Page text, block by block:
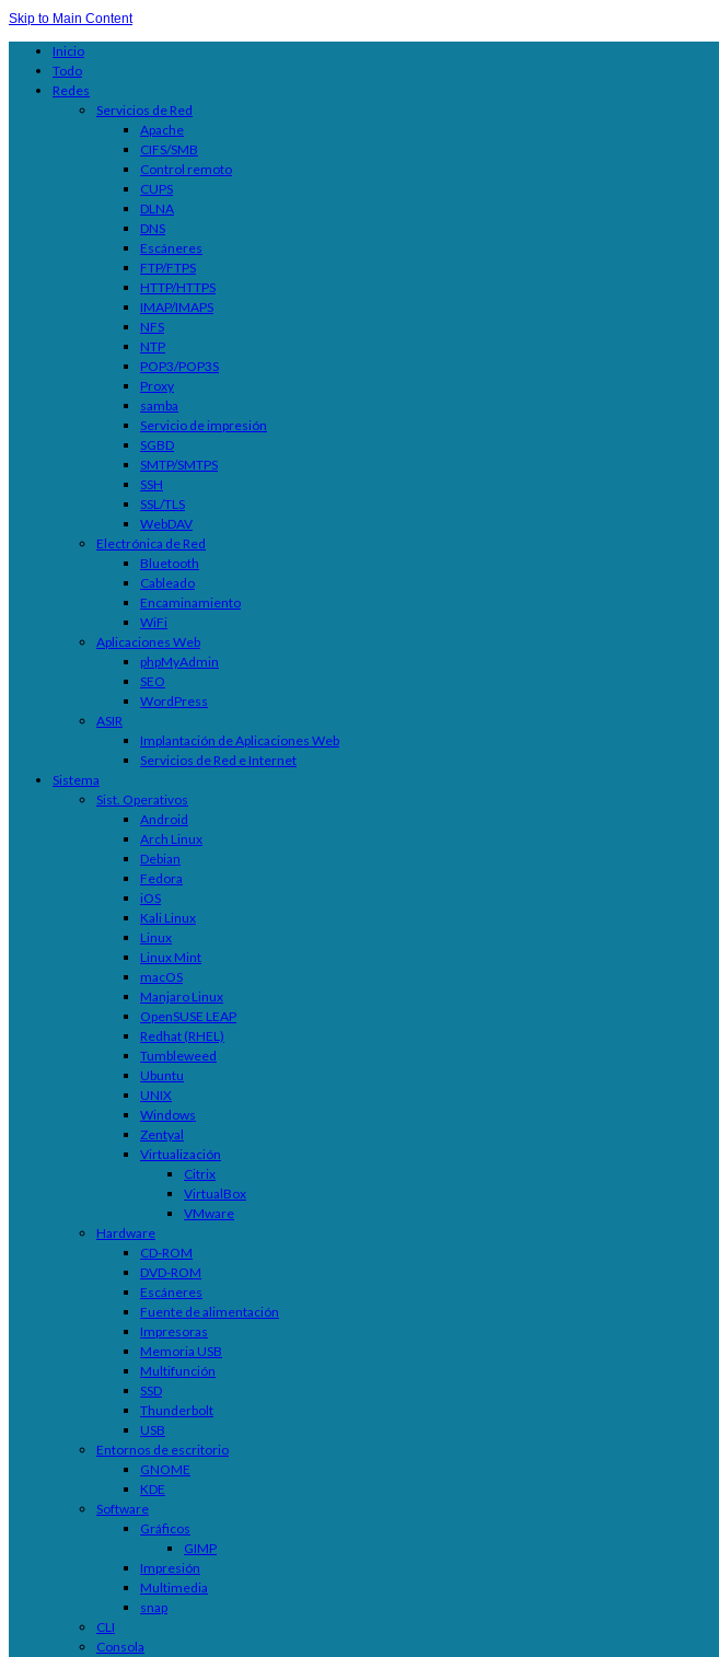
Skip to Main Content
Inicio
Todo
Redes
Servicios de Red
Apache
CIFS/SMB
Control remoto
CUPS
DLNA
DNS
Escáneres
FTP/FTPS
HTTP/HTTPS
IMAP/IMAPS
NFS
NTP
POP3/POP3S
Proxy
samba
Servicio de impresión
SGBD
SMTP/SMTPS
SSH
SSL/TLS
WebDAV
Electrónica de Red
Bluetooth
Cableado
Encaminamiento
WiFi
Aplicaciones Web
phpMyAdmin
SEO
WordPress
ASIR
Implantación de Aplicaciones Web
Servicios de Red e Internet
Sistema
Sist. Operativos
Android
Arch Linux
Debian
Fedora
iOS
Kali Linux
Linux
Linux Mint
macOS
Manjaro Linux
OpenSUSE LEAP
Redhat (RHEL)
Tumbleweed
Ubuntu
UNIX
Windows
Zentyal
Virtualización
Citrix
VirtualBox
VMware
Hardware
CD-ROM
DVD-ROM
Escáneres
Fuente de alimentación
Impresoras
Memoria USB
Multifunción
SSD
Thunderbolt
USB
Entornos de escritorio
GNOME
KDE
Software
Gráficos
GIMP
Impresión
Multimedia
snap
CLI
Consola